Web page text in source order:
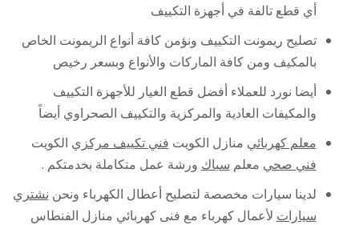
أي قطع تالفة في أجهزة التكييف
تصليح ريمونت التكييف ونؤمن كافة أنواع الريمونت الخاص
بالمكيف ومن كافة الماركات والأنواع وبسعر رخيص
أيضا نورد للعملاء أفضل قطع الغيار للأجهزة التكييف
والمكيفات العادية والمركزية والتكييف الصحراوي أيضاً
معلم كهربائي منازل الكويت فني تكييف مركزي الكويت
فني صحي معلم سباك ورشة عمل متكاملة بخدمتكم .
لدينا سيارات مخصصة لتصليح أعطال الكهرباء ونحن نشتري
سيارات لأعمال كهرباء مع فنى كهربائي منازل الفنطاس